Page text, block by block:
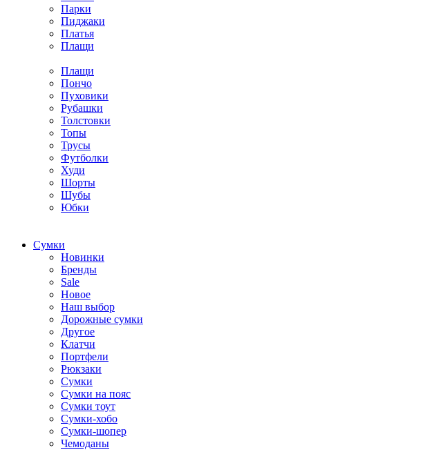
Парки
Пиджаки
Платья
Плащи
Плащи
Пончо
Пуховики
Рубашки
Толстовки
Топы
Трусы
Футболки
Худи
Шорты
Шубы
Юбки
Cумки
Новинки
Бренды
Sale
Новое
Наш выбор
Дорожные сумки
Другое
Клатчи
Портфели
Рюкзаки
Сумки
Сумки на пояс
Сумки тоут
Сумки-хобо
Сумки-шопер
Чемоданы